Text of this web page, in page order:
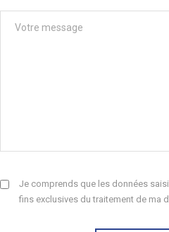
Je comprends que les données
fins exclusives du traitement de ma